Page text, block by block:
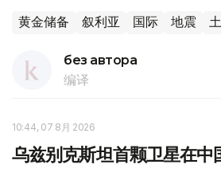
黄金储备 叙利亚 国际 地震
без автора
编译
10:44, 07 8月 2026
乌兹别克斯坦首颗卫星在中